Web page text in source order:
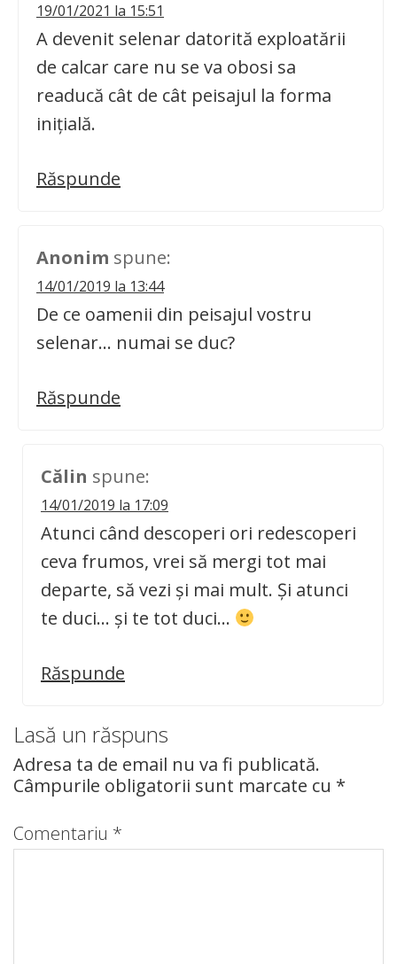
19/01/2021 la 15:51
A devenit selenar datorită exploatării
de calcar care nu se va obosi sa
readucă cât de cât peisajul la forma
inițială.
Răspunde
Anonim spune:
14/01/2019 la 13:44
De ce oamenii din peisajul vostru
selenar… numai se duc?
Răspunde
Călin spune:
14/01/2019 la 17:09
Atunci când descoperi ori redescoperi
ceva frumos, vrei să mergi tot mai
departe, să vezi și mai mult. Și atunci
te duci… și te tot duci…
Răspunde
Lasă un răspuns
Adresa ta de email nu va fi publicată.
Câmpurile obligatorii sunt marcate cu *
Comentariu *